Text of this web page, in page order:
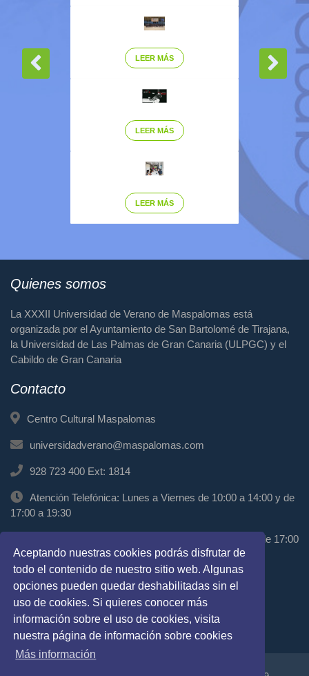
Aceptando nuestras cookies podrás disfrutar de
todo el contenido de nuestro sitio web. Algunas
opciones pueden quedar deshabilitadas sin el
uso de cookies. Si quieres conocer más
información sobre el uso de cookies, visita
nuestra página de información sobre cookies
Más información
LEER MÁS
LEER MÁS
LEER MÁS
Quienes somos
La XXXII Universidad de Verano de Maspalomas está
organizada por el Ayuntamiento de San Bartolomé de Tirajana,
la Universidad de Las Palmas de Gran Canaria (ULPGC) y el
Cabildo de Gran Canaria
Contacto
Centro Cultural Maspalomas
universidadverano@maspalomas.com
928 723 400 Ext: 1814
Atención Telefónica: Lunes a Viernes de 10:00 a 14:00 y de
17:00 a 19:30
Atención Presencial: Miércoles de 11:00 a 13:00 y de 17:00
a 19:00
Síguenos